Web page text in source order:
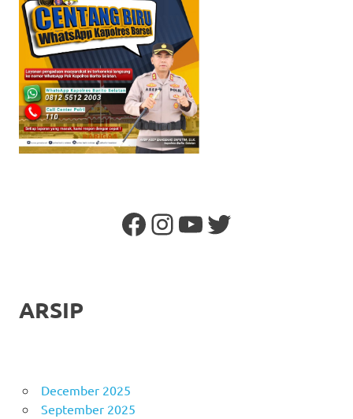
Facebook
Instagram
YouTube
Twitter
ARSIP
December 2025
September 2025